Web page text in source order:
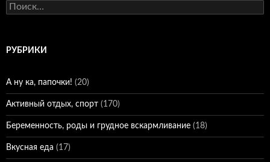
Найти:
РУБРИКИ
А ну ка, папочки! (20)
Активный отдых, спорт (170)
Беременность, роды и грудное вскармливание (18)
Вкусная еда (17)